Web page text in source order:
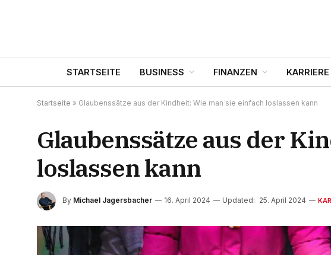
STARTSEITE BUSINESS FINANZEN KARRIERE
Startseite » Glaubenssätze aus der Kindheit: Wie man sie einfach loslassen kann
Glaubenssätze aus der
loslassen kann
By Michael Jagersbacher 16. April 2024 Updated: 25. April 2024